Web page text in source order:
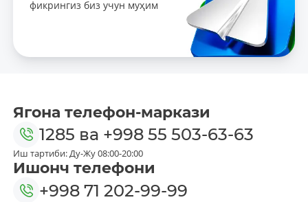
фикрингиз биз учун муҳим
Ягона телефон-маркази
1285 ва +998 55 503-63-63
Иш тартиби: Ду-Жу 08:00-20:00
Ишонч телефони
+998 71 202-99-99